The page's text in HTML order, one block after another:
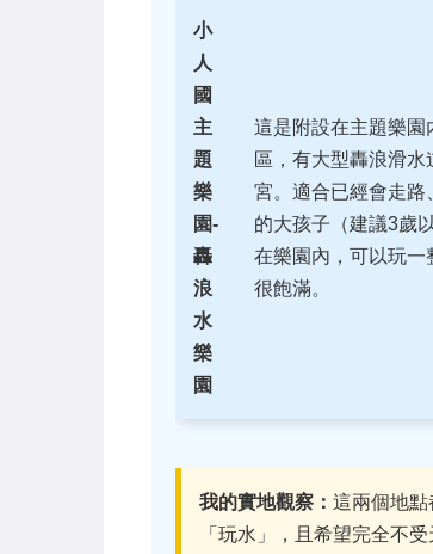
小
人
國
主
題
樂
園-
轟
浪
水
樂
園
這是附設在主題樂園
區，有大型轟浪滑水
宮。適合已經會走路
的大孩子（建議3歲
在樂園內，可以玩一
很飽滿。
我的實地觀察： 這兩個地
「玩水」，且希望完全不